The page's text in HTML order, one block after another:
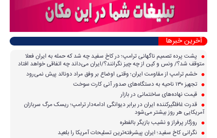
آخرین خبرها
پشت پرده تصمیم ناگهانی ترامپ؛ در کاخ سفید چه شد که حمله به ایران فعلا
متوقف شد؟/ ونس و کین از چه چیز نگرانند؟/ایران می‌داند چه اتفاقی خواهد افتاد
خشم ترامپ از مقاومت ایران؛ وقتی اوضاع بر وفق مراد دونالد پیش نمی‌رود
تجهیز ۱۳۰ ناحیه به دستگاه‌های صدور آنی کارت سوخت
قیمت نهاده‌های ساختمانی در بازار
قدرت غافلگیرکننده ایران در برابر دیوانگی ادامه‌دار ترامپ؛ ریسک مرگ سربازان
آمریکایی هر روز بیشتر می‌شود
روزگار پرفراز و نشیب بازیگر بالفطره
نگرانی کاخ سفید؛ ایران پیشرفته‌ترین تسلیحات آمریکا را بلعید